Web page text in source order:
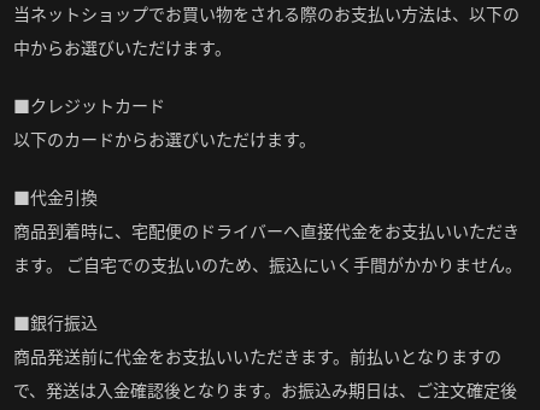
当ネットショップでお買い物をされる際のお支払い方法は、以下の
中からお選びいただけます。
■クレジットカード
以下のカードからお選びいただけます。
■代金引換
商品到着時に、宅配便のドライバーへ直接代金をお支払いいただき
ます。 ご自宅での支払いのため、振込にいく手間がかかりません。
■銀行振込
商品発送前に代金をお支払いいただきます。前払いとなりますの
で、発送は入金確認後となります。お振込み期日は、ご注文確定後